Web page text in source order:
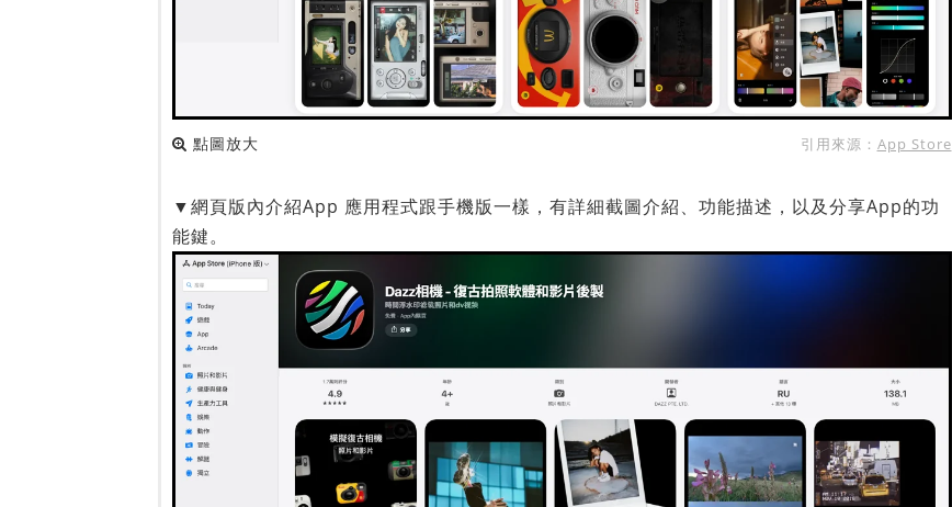
點圖放大 引用來源： App Store
▼網頁版內介紹App 應用程式跟手機版一樣，有詳細截圖介紹、功能描述，以及分享App的功
能鍵。